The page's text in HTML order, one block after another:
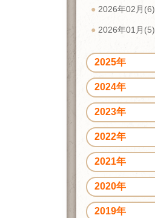
2026年02月(6)
2026年01月(5)
2025年
2024年
2023年
2022年
2021年
2020年
2019年